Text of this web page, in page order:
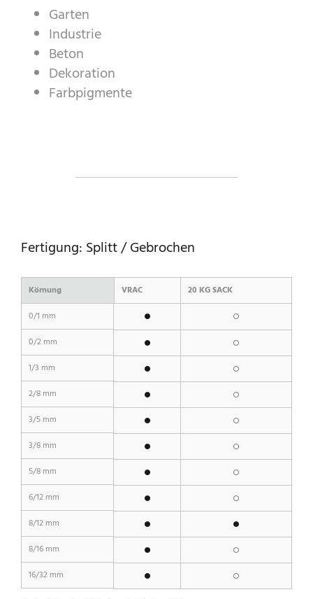
Garten
Industrie
Beton
Dekoration
Farbpigmente
Fertigung: Splitt / Gebrochen
Körnung VRAC
20 KG SACK
0/1 mm
0/2 mm
1/3 mm
2/8 mm
3/5 mm
3/8 mm
5/8 mm
6/12 mm
8/12 mm
8/16 mm
16/32 mm